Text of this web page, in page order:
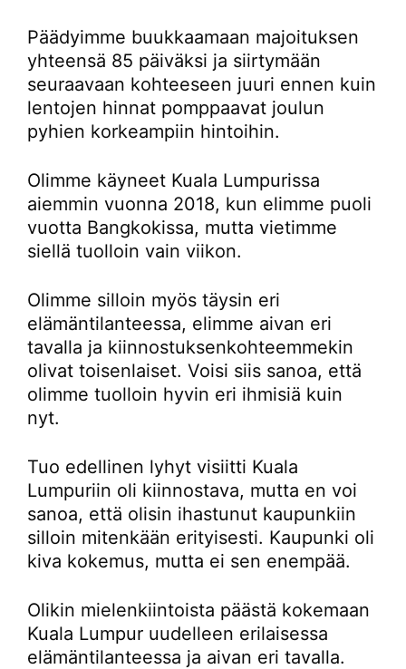
Päädyimme buukkaamaan majoituksen
yhteensä 85 päiväksi ja siirtymään
seuraavaan kohteeseen juuri ennen kuin
lentojen hinnat pomppaavat joulun
pyhien korkeampiin hintoihin.
Olimme käyneet Kuala Lumpurissa
aiemmin vuonna 2018, kun elimme puoli
vuotta Bangkokissa, mutta vietimme
siellä tuolloin vain viikon.
Olimme silloin myös täysin eri
elämäntilanteessa, elimme aivan eri
tavalla ja kiinnostuksenkohteemmekin
olivat toisenlaiset. Voisi siis sanoa, että
olimme tuolloin hyvin eri ihmisiä kuin
nyt.
Tuo edellinen lyhyt visiitti Kuala
Lumpuriin oli kiinnostava, mutta en voi
sanoa, että olisin ihastunut kaupunkiin
silloin mitenkään erityisesti. Kaupunki oli
kiva kokemus, mutta ei sen enempää.
Olikin mielenkiintoista päästä kokemaan
Kuala Lumpur uudelleen erilaisessa
elämäntilanteessa ja aivan eri tavalla.